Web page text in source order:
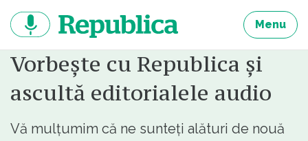
continut
Menu
Vorbește cu Republica și
ascultă editorialele audio
Vă mulțumim că ne sunteți alături de nouă